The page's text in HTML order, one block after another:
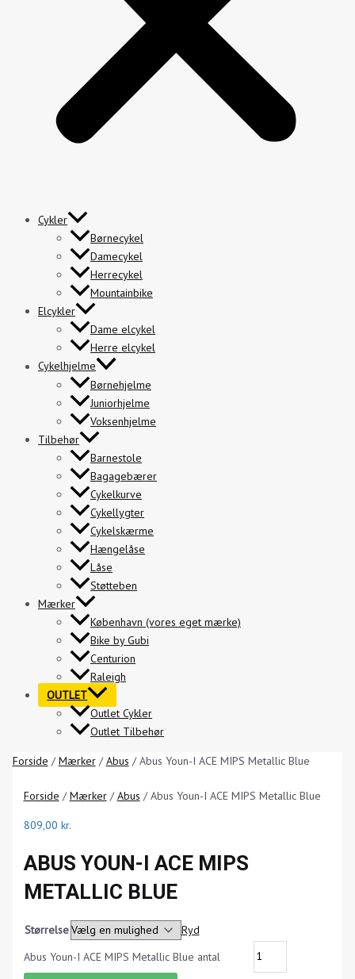
Cykler
Børnecykel
Damecykel
Herrecykel
Mountainbike
Elcykler
Dame elcykel
Herre elcykel
Cykelhjelme
Børnehjelme
Juniorhjelme
Voksenhjelme
Tilbehør
Barnestole
Bagagebærer
Cykelkurve
Cykellygter
Cykelskærme
Hængelåse
Låse
Støtteben
Mærker
København (vores eget mærke)
Bike by Gubi
Centurion
Raleigh
OUTLET
Outlet Cykler
Outlet Tilbehør
Forside /Mærker/Abus / Abus Youn-I ACE MIPS Metallic Blue
Forside /Mærker/Abus / Abus Youn-I ACE MIPS Metallic Blue
809,00 kr.
ABUS YOUN-I ACE MIPS
METALLIC BLUE
Størrelse
Ryd
Abus Youn-I ACE MIPS Metallic Blue antal